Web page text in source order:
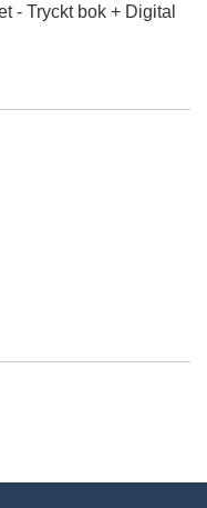
- Tryckt bok + Digital